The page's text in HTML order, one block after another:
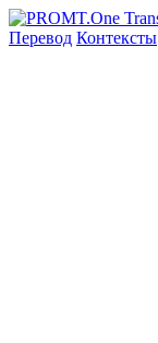
Перевод Контексты